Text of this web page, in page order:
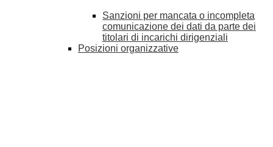
Sanzioni per mancata o incompleta
comunicazione dei dati da parte dei
titolari di incarichi dirigenziali
Posizioni organizzative